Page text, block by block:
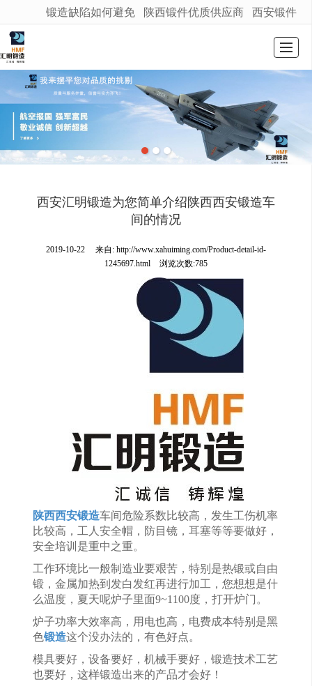
很遗憾，因您的浏览器版本过低导致无法获得最佳浏览体验，推荐下载安装谷歌浏览器！
锻造缺陷如何避免 陕西锻件优质供应商 西安锻件
首页 产品展示 新闻动态
西安汇明锻造为您简单介绍陕西西安锻造车
间的情况
2019-10-22 来自:http://www.xahuiming.com/Product-detail-id-
1245697.html
浏览次数:785
陕西西安锻造车间危险系数比较高，发生工伤机率
比较高，工人安全帽，防目镜，耳塞等等要做好，
安全培训是重中之重。
工作环境比一般制造业要艰苦，特别是热锻或自由
锻，金属加热到发白发红再进行加工，您想想是什
么温度，夏天呢炉子里面9~1100度，打开炉门。
炉子功率大效率高，用电也高，电费成本特别是黑
色锻造这个没办法的，有色好点。
模具要好，设备要好，机械手要好，锻造技术工艺
也要好，这样锻造出来的产品才会好！